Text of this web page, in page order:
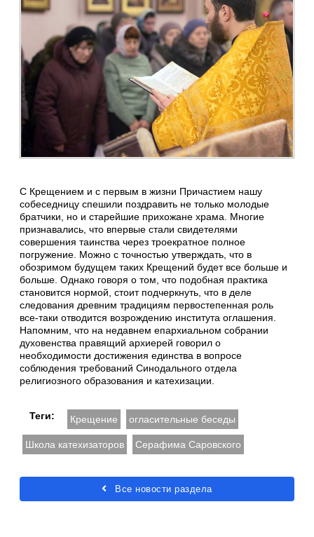
С Крещением и с первым в жизни Причастием нашу
собеседницу спешили поздравить не только молодые
братчики, но и старейшие прихожане храма. Многие
признавались, что впервые стали свидетелями
совершения таинства через троекратное полное
погружение. Можно с точностью утверждать, что в
обозримом будущем таких Крещений будет все больше и
больше. Однако говоря о том, что подобная практика
становится нормой, стоит подчеркнуть, что в деле
следования древним традициям первостепенная роль
все-таки отводится возрождению института оглашения.
Напомним, что на недавнем епархиальном собрании
духовенства правящий архиерей говорил о
необходимости достижения единства в вопросе
соблюдения требований Синодального отдела
религиозного образования и катехизации.
Теги: Крещение огласительные беседы
Школа катехизаторов Серафима Саровского
Все новости раздела